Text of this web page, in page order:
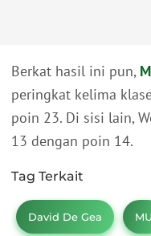
Berkat hasil ini pun,
peringkat kelima
poin 23. Di sisi lain,
13 dengan poin 14.
Tag Terkait
David De Gea MU